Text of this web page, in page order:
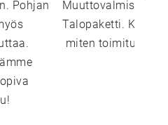
Pohjan
Muuttovalmis,
Talopaketti. Katso
miten